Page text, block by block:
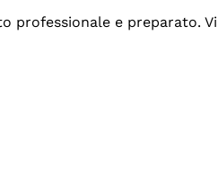
professionale e preparato.